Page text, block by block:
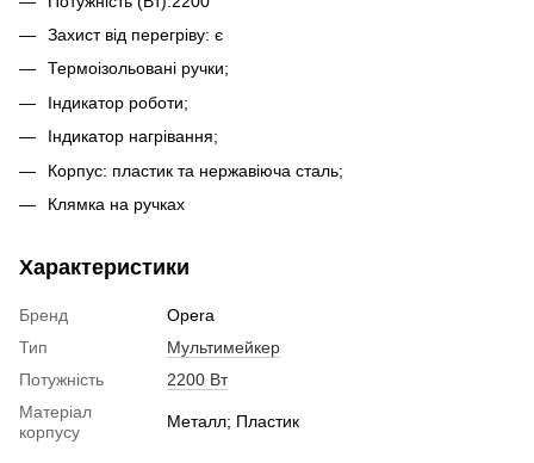
Захист від перегріву: є
Термоізольовані ручки;
Індикатор роботи;
Індикатор нагрівання;
Корпус: пластик та нержавіюча сталь;
Клямка на ручках
Характеристики
Бренд
Opera
Тип
Мультимейкер
Потужність
2200 Вт
Матеріал
корпусу
Металл; Пластик